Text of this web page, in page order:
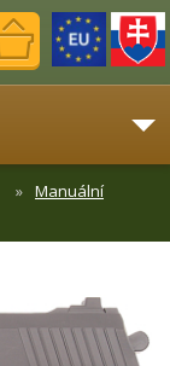
Manuální